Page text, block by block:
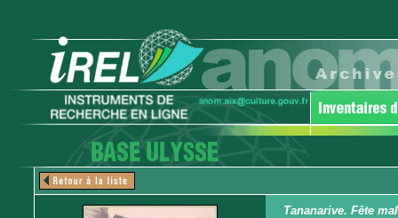
Tananarive. Fête